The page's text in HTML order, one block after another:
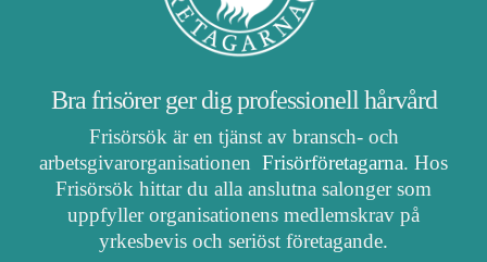
Bra frisörer ger dig professionell hårvård
Frisörsök är en tjänst av bransch- och
arbetsgivarorganisationen Frisörföretagarna. Hos
Frisörsök hittar du alla anslutna salonger som
uppfyller organisationens medlemskrav på
yrkesbevis och seriöst företagande.